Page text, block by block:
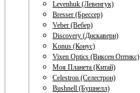
Levenhuk (Левенгук)
Bresser (Брессер)
Veber (Вебер)
Discovery (Дискавери)
Konus (Конус)
Vixen Optics (Виксен Оптикс)
Моя Планета (Китай)
Celestron (Селестрон)
Bushnell (Бушнелл)